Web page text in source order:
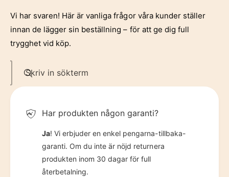
7
8
9
4
5
6
7
Vi har svaren! Här är vanliga frågor våra kunder ställer
innan de lägger sin beställning – för att ge dig full
trygghet vid köp.
Skriv in sökterm
Har produkten någon garanti?
Ja! Vi erbjuder en enkel pengarna-tillbaka-
garanti. Om du inte är nöjd returnera
produkten inom 30 dagar för full
återbetalning.